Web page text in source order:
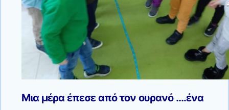
Μια μέρα έπεσε από τον ουρανό ….ένα